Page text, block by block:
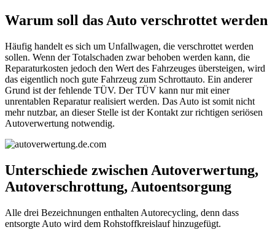
Warum soll das Auto verschrottet werden
Häufig handelt es sich um Unfallwagen, die verschrottet werden
sollen. Wenn der Totalschaden zwar behoben werden kann, die
Reparaturkosten jedoch den Wert des Fahrzeuges übersteigen, wird
das eigentlich noch gute Fahrzeug zum Schrottauto. Ein anderer
Grund ist der fehlende TÜV. Der TÜV kann nur mit einer
unrentablen Reparatur realisiert werden. Das Auto ist somit nicht
mehr nutzbar, an dieser Stelle ist der Kontakt zur richtigen seriösen
Autoverwertung notwendig.
Unterschiede zwischen Autoverwertung,
Autoverschrottung, Autoentsorgung
Alle drei Bezeichnungen enthalten Autorecycling, denn dass
entsorgte Auto wird dem Rohstoffkreislauf hinzugefügt.